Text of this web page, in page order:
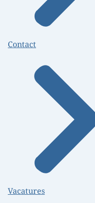
Contact
Vacatures